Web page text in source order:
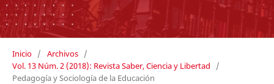
Inicio / Archivos /
Vol. 13 Núm. 2 (2018): Revista Saber, Ciencia y Libertad
/
Pedagogía y Sociología de la Educación